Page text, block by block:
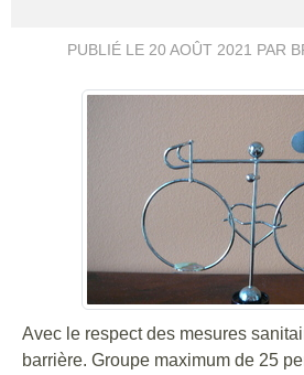
PUBLIÉ LE 20 AOÛT 2021 PAR
Avec le respect des mesures
barrière. Groupe maximum de 25